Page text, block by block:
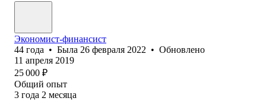
Экономист-финансист
44 года • Была 26 февраля 2022 • Обновлено
11 апреля 2019
25 000 ₽
Общий опыт
3 года 2 месяца